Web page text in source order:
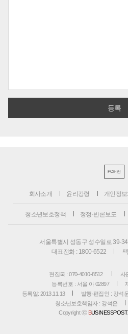
PC버전
회사소개 윤리강령 개인정
청소년보호정책 정정·반론보도
서울특별시 성동구 성수일로 39-
대표전화 : 1800-6522
편집국 : 070-4010-8512
사
등록번호 : 서울 아 02897
등록일: 2013.11.13
발행·편집인 : 강석
청소년보호책임자 : 강석운
Copyright ⓒ BUSINESSPOST